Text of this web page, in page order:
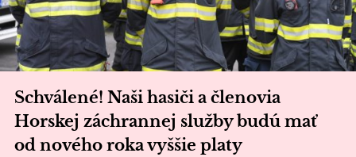
Schválené! Naši hasiči a členovia
Horskej záchrannej služby budú mať
od nového roka vyššie platy